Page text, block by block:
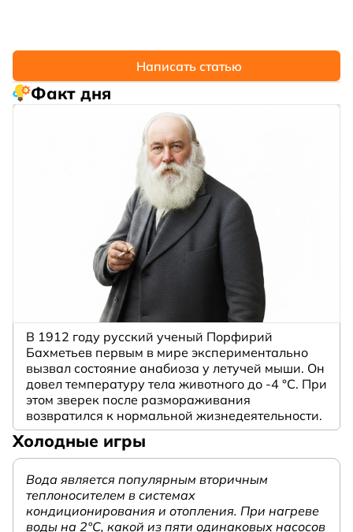
Написать статью
Факт дня
В 1912 году русский ученый Порфирий
Бахметьев первым в мире экспериментально
вызвал состояние анабиоза у летучей мыши. Он
довел температуру тела животного до -4 °C. При
этом зверек после размораживания
возвратился к нормальной жизнедеятельности.
Холодные игры
Вода является популярным вторичным
теплоносителем в системах
кондиционирования и отопления. При нагреве
воды на 2°С, какой из пяти одинаковых насосов